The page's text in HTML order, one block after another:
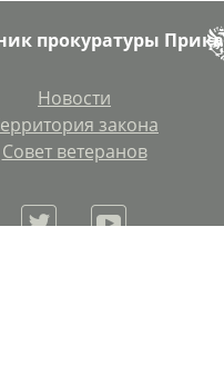
прокуратуры
Новости
закона
Совет ветеранов